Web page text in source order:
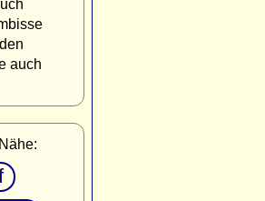
auch